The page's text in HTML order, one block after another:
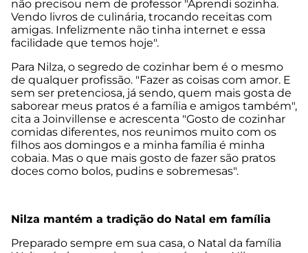
não precisou nem de professor "Aprendi sozinha.
Vendo livros de culinária, trocando receitas com
amigas. Infelizmente não tinha internet e essa
facilidade que temos hoje".
Para Nilza, o segredo de cozinhar bem é o mesmo
de qualquer profissão. "Fazer as coisas com amor. E
sem ser pretenciosa, já sendo, quem mais gosta de
saborear meus pratos é a família e amigos também",
cita a Joinvillense e acrescenta "Gosto de cozinhar
comidas diferentes, nos reunimos muito com os
filhos aos domingos e a minha família é minha
cobaia. Mas o que mais gosto de fazer são pratos
doces como bolos, pudins e sobremesas".
Nilza mantém a tradição do Natal em família
Preparado sempre em sua casa, o Natal da família